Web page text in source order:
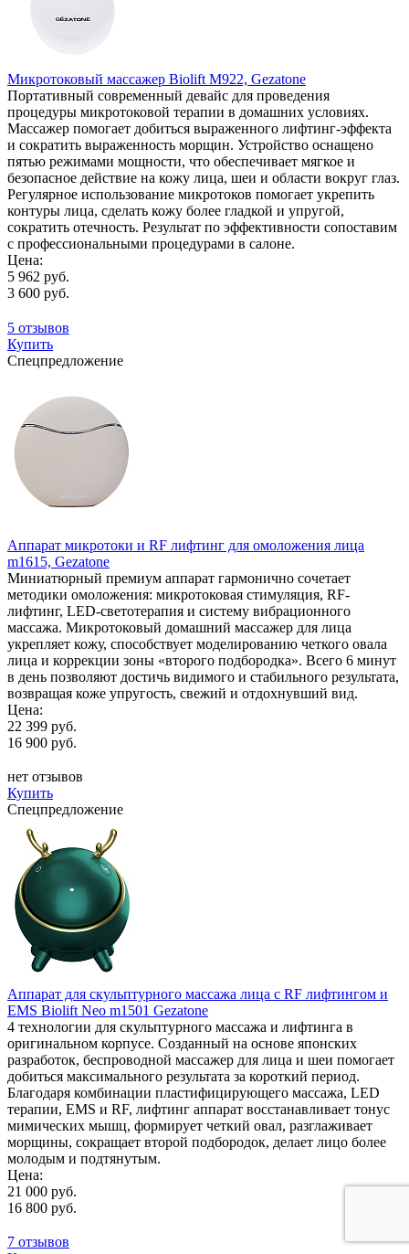
Микротоковый массажер Biolift M922, Gezatone
Портативный современный девайс для проведения
процедуры микротоковой терапии в домашних условиях.
Массажер помогает добиться выраженного лифтинг-эффекта
и сократить выраженность морщин. Устройство оснащено
пятью режимами мощности, что обеспечивает мягкое и
безопасное действие на кожу лица, шеи и области вокруг глаз.
Регулярное использование микротоков помогает укрепить
контуры лица, сделать кожу более гладкой и упругой,
сократить отечность. Результат по эффективности сопоставим
с профессиональными процедурами в салоне.
Цена:
5 962 руб.
3 600 руб.
5 отзывов
Купить
Спецпредложение
Аппарат микротоки и RF лифтинг для омоложения лица
m1615, Gezatone
Миниатюрный премиум аппарат гармонично сочетает
методики омоложения: микротоковая стимуляция, RF-
лифтинг, LED-светотерапия и систему вибрационного
массажа. Микротоковый домашний массажер для лица
укрепляет кожу, способствует моделированию четкого овала
лица и коррекции зоны «второго подбородка». Всего 6 минут
в день позволяют достичь видимого и стабильного результата,
возвращая коже упругость, свежий и отдохнувший вид.
Цена:
22 399 руб.
16 900 руб.
нет отзывов
Купить
Спецпредложение
Аппарат для скульптурного массажа лица с RF лифтингом и
EMS Biolift Neo m1501 Gezatone
4 технологии для скульптурного массажа и лифтинга в
оригинальном корпусе. Созданный на основе японских
разработок, беспроводной массажер для лица и шеи помогает
добиться максимального результата за короткий период.
Благодаря комбинации пластифицирующего массажа, LED
терапии, EMS и RF, лифтинг аппарат восстанавливает тонус
мимических мышц, формирует четкий овал, разглаживает
морщины, сокращает второй подбородок, делает лицо более
молодым и подтянутым.
Цена:
21 000 руб.
16 800 руб.
7 отзывов